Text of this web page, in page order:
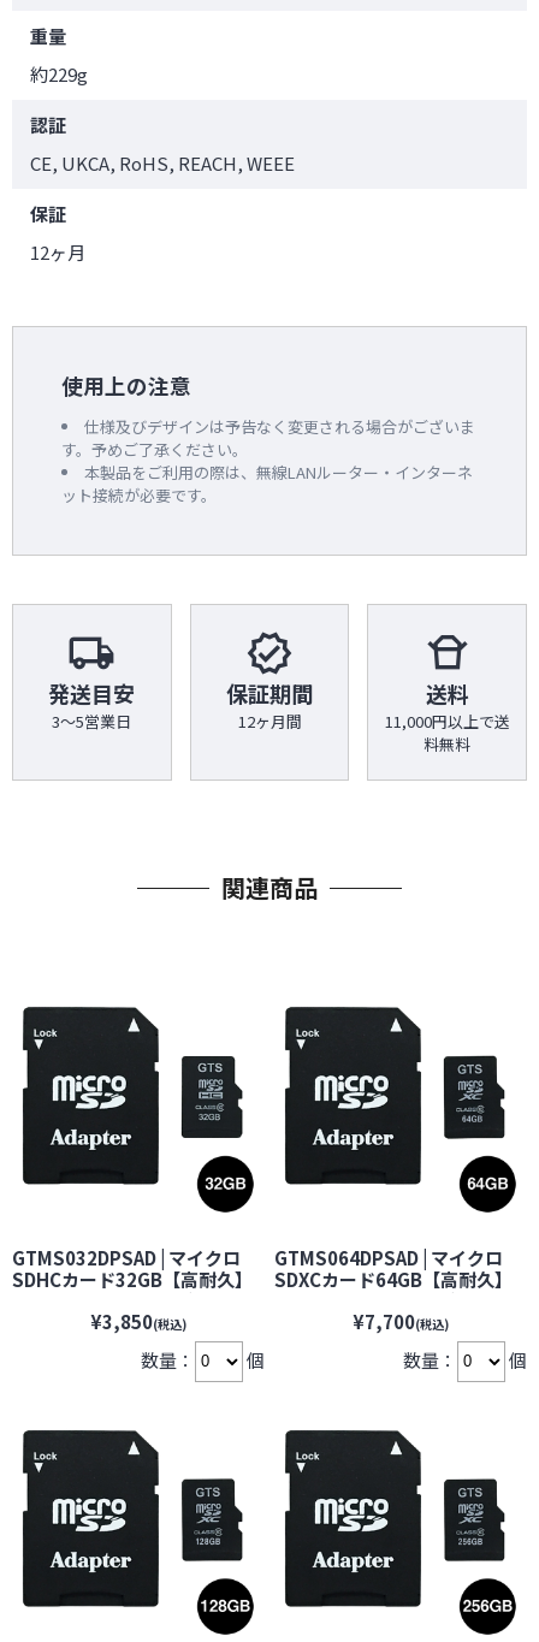
重量
約229g
認証
CE, UKCA, RoHS, REACH, WEEE
保証
12ヶ月
使用上の注意
仕様及びデザインは予告なく変更される場合がございま
す。予めご了承ください。
本製品をご利用の際は、無線LANルーター・インターネ
ット接続が必要です。
local_shipping
発送目安
3～5営業日
verified
保証期間
12ヶ月間
takeout_dining
送料
11,000円以上で送
料無料
関連商品
GTMS032DPSAD | マイクロ
SDHCカード32GB【高耐久】
防犯カメラ・ドライブレコー
ダーなどの常時録画に最適
【microSDカード】【マイク
ロSDカード】【メモリーカー
¥3,850(税込)
数量： 個
GTMS064DPSAD | マイクロ
SDXCカード64GB【高耐久】
防犯カメラ・ドライブレコー
ダーなどの常時録画に最適
【microSDカード】【マイク
ロSDカード】【メモリーカー
¥7,700(税込)
数量： 個